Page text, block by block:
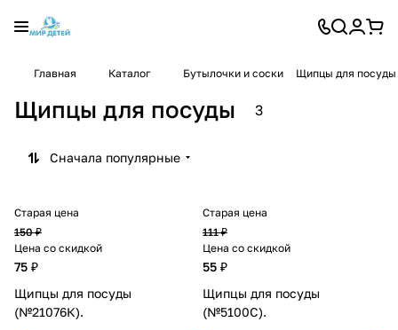
Главная Каталог Бутылочки и соски Щипцы для посуды
Щипцы для посуды 3
Сначала популярные
Старая цена
150 ₽
Цена со скидкой
75 ₽
Щипцы для посуды
(№21076К).
Старая цена
111 ₽
Цена со скидкой
55 ₽
Щипцы для посуды
(№5100С).